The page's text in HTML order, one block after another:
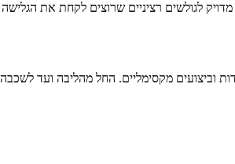
לגולשים רציניים שרוצים לקחת את
וביצועים מקסימליים. החל מהליבה ועד לשכבה